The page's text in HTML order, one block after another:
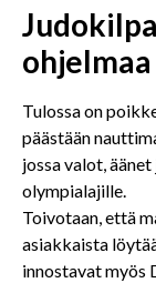
Tulossa on
päästään
jossa valot,
olympialajille.
Toivotaan, että
asiakkaista
innostavat myös